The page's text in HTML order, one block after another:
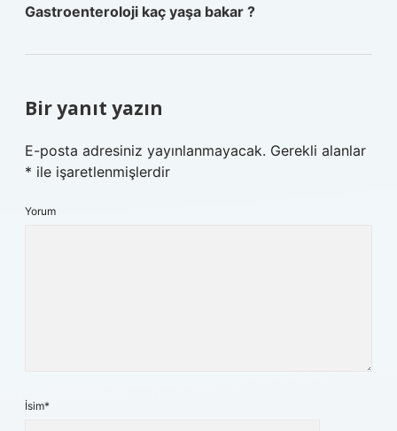
Gastroenteroloji kaç yaşa bakar ?
Bir yanıt yazın
E-posta adresiniz yayınlanmayacak. Gerekli alanlar
* ile işaretlenmişlerdir
Yorum
İsim*